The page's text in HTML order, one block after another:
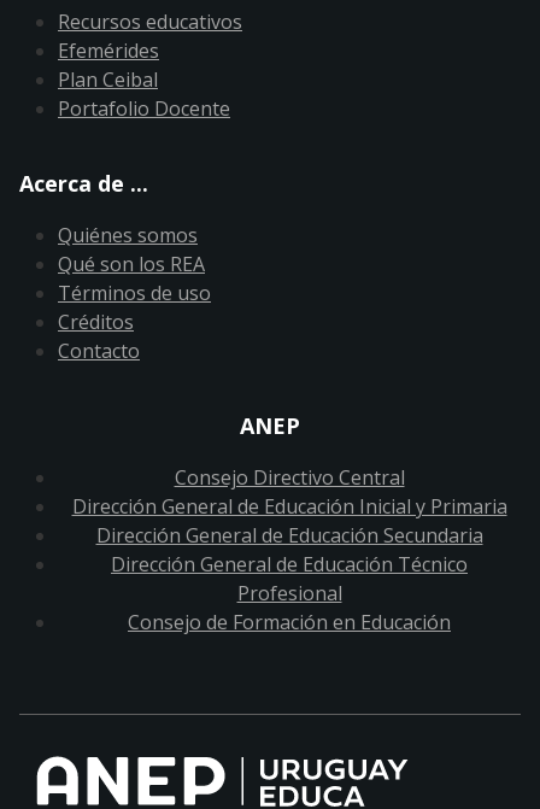
Recursos educativos
Efemérides
Plan Ceibal
Portafolio Docente
Acerca de ...
Quiénes somos
Qué son los REA
Términos de uso
Créditos
Contacto
ANEP
Consejo Directivo Central
Dirección General de Educación Inicial y Primaria
Dirección General de Educación Secundaria
Dirección General de Educación Técnico
Profesional
Consejo de Formación en Educación